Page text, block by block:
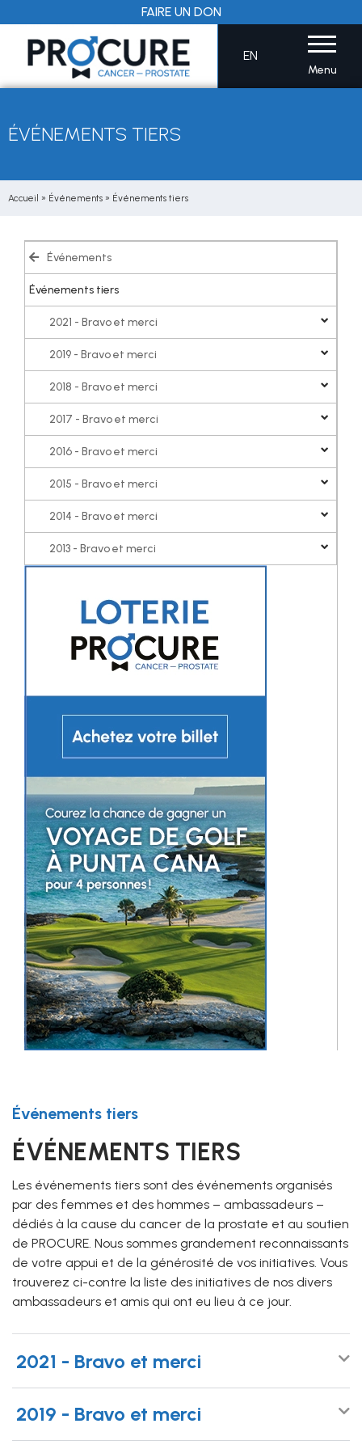
au
contenu
FAIRE UN DON
EN
Menu
ÉVÉNEMENTS TIERS
Accueil » Événements » Événements tiers
Événements
Événements tiers
2021 - Bravo et merci
2019 - Bravo et merci
2018 - Bravo et merci
2017 - Bravo et merci
2016 - Bravo et merci
2015 - Bravo et merci
2014 - Bravo et merci
2013 - Bravo et merci
Événements tiers
ÉVÉNEMENTS TIERS
Les événements tiers sont des événements organisés
par des femmes et des hommes – ambassadeurs –
dédiés à la cause du cancer de la prostate et au soutien
de PROCURE. Nous sommes grandement reconnaissants
de votre appui et de la générosité de vos initiatives. Vous
trouverez ci-contre la liste des initiatives de nos divers
ambassadeurs et amis qui ont eu lieu à ce jour.
2021 - Bravo et merci
2019 - Bravo et merci